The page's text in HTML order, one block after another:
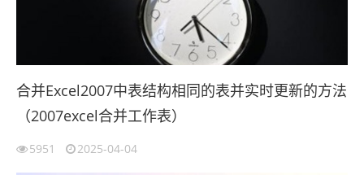
合并Excel2007中表结构相同的表并实时更新的方法
（2007excel合并工作表）
5951 2025-04-04